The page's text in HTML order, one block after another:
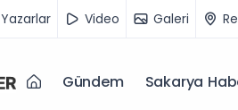
Yazarlar Video Galeri
Gündem Sakarya